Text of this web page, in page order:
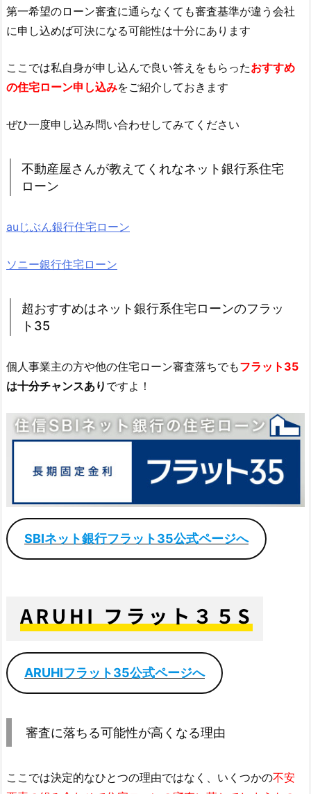
第一希望のローン審査に通らなくても審査基準が違う会社
に申し込めば可決になる可能性は十分にあります
ここでは私自身が申し込んで良い答えをもらったおすすめ
の住宅ローン申し込みをご紹介しておきます
ぜひ一度申し込み問い合わせしてみてください
不動産屋さんが教えてくれなネット銀行系住宅
ローン
auじぶん銀行住宅ローン
ソニー銀行住宅ローン
超おすすめはネット銀行系住宅ローンのフラッ
ト35
個人事業主の方や他の住宅ローン審査落ちでもフラット35
は十分チャンスあり ですよ！
SBIネット銀行フラット35公式ページへ
ARUHIフラット35公式ページへ
審査に落ちる可能性が高くなる理由
ここでは決定的なひとつの理由ではなく、いくつかの不安